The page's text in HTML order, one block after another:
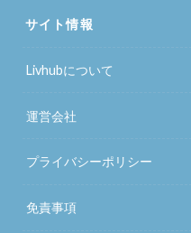
サイト情報
Livhubについて
運営会社
プライバシーポリシー
免責事項